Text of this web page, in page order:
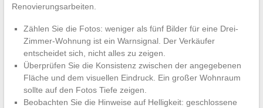
Renovierungsarbeiten.
Zählen Sie die Fotos: weniger als fünf Bilder für eine Drei-
Zimmer-Wohnung ist ein Warnsignal. Der Verkäufer
entscheidet sich, nicht alles zu zeigen.
Überprüfen Sie die Konsistenz zwischen der angegebenen
Fläche und dem visuellen Eindruck. Ein großer Wohnraum
sollte auf den Fotos Tiefe zeigen.
Beobachten Sie die Hinweise auf Helligkeit: geschlossene